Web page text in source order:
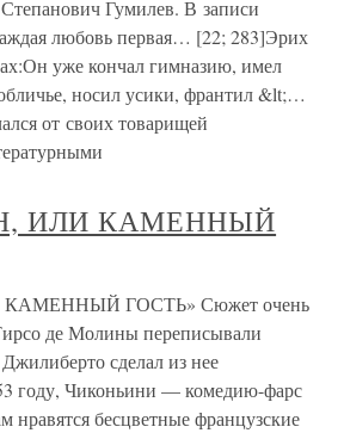
Гумилев. В записи
любовь первая… [22; 283]Эрих
уже кончал гимназию, имел
носил усики, франтил &lt;…
от своих товарищей
ИЛИ КАМЕННЫЙ
ГОСТЬ» Сюжет очень
де Молины переписывали
сделал из нее
году, Чиконьини — комедию-фарс
нравятся бесцветные французские